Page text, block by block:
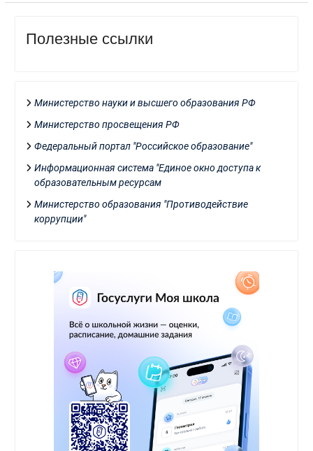
Полезные ссылки
Министерство науки и высшего образования РФ
Министерство просвещения РФ
Федеральный портал "Российское образование"
Информационная система "Единое окно доступа к
образовательным ресурсам
Министерство образования "Противодействие
коррупции"